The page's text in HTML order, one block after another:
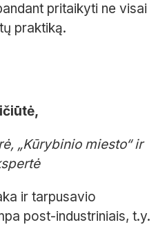
pritaikyti ne visai
praktiką.
„Kūrybinio miesto“ ir
ir tarpusavio
post-industriniais, t.y.